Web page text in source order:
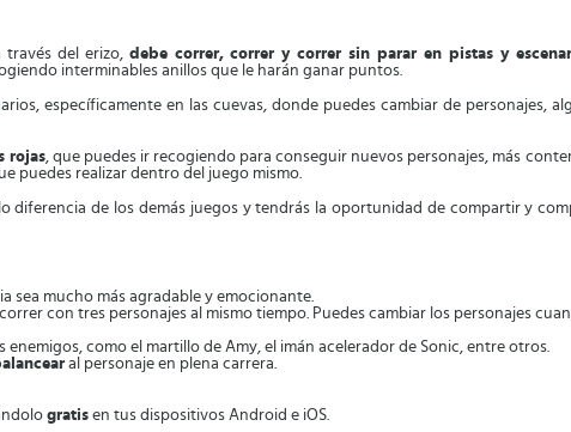
través del erizo, debe correr, correr y correr sin parar en pistas y
interminables anillos que le harán ganar puntos.
específicamente en las cuevas, donde puedes cambiar de personajes,
rojas, que puedes ir recogiendo para conseguir nuevos personajes, más
puedes realizar dentro del juego mismo.
diferencia de los demás juegos y tendrás la oportunidad de compartir y
sea mucho más agradable y emocionante.
con tres personajes al mismo tiempo. Puedes cambiar los personajes
enemigos, como el martillo de Amy, el imán acelerador de Sonic, entre otros.
al personaje en plena carrera.
gratis en tus dispositivos Android e iOS.